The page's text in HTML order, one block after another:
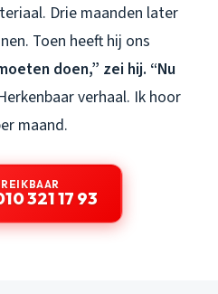
Drie maanden later
Toen heeft hij ons
doen,” zei hij. “Nu
verhaal. Ik hoor
maand.
321 17 93